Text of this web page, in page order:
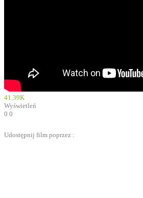
41.39K
Wyświetleń
0 0
Udostępnij film poprzez :